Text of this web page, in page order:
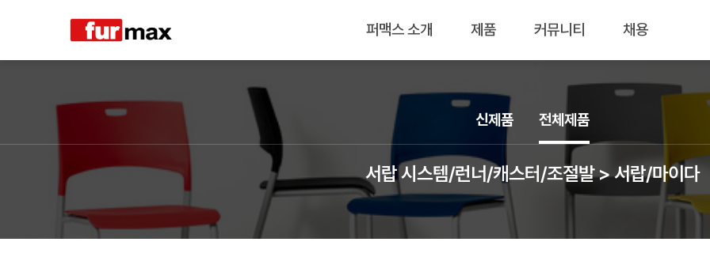
퍼맥스 소개 제품 커뮤니티 채용
서랍 시스템/런너/캐스터/조절발 > 서랍/마이다
신제품 전체제품